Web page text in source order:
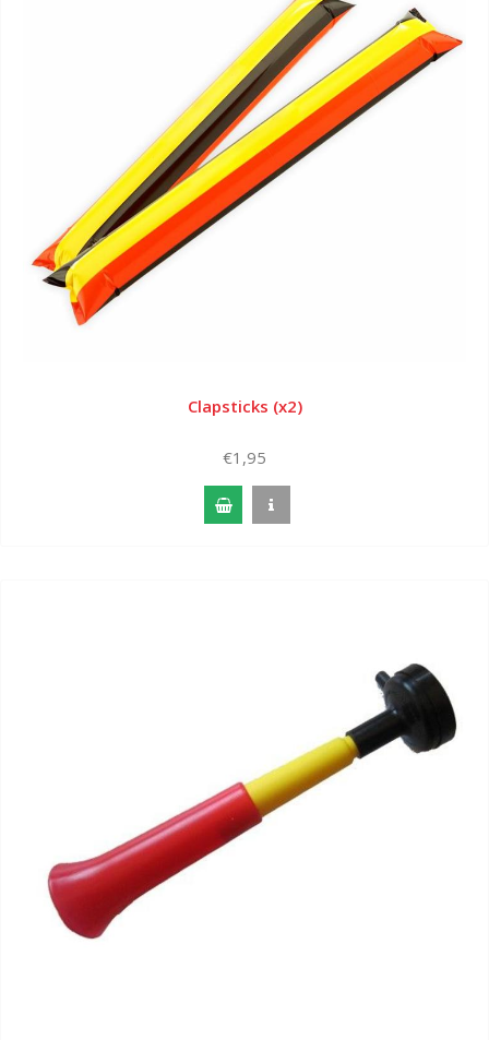
Clapsticks (x2)
€1,95